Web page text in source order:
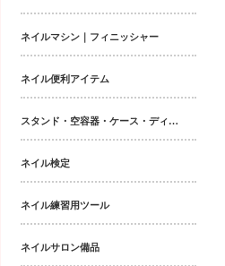
ネイルマシン｜フィニッシャー
ネイル便利アイテム
スタンド・空容器・ケース・ディスペンサー類
ネイル検定
ネイル練習用ツール
ネイルサロン備品